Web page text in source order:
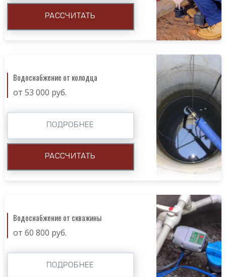
РАССЧИТАТЬ
Водоснабжение от колодца
от 53 000 руб.
ПОДРОБНЕЕ
РАССЧИТАТЬ
Водоснабжение от скважины
от 60 800 руб.
ПОДРОБНЕЕ